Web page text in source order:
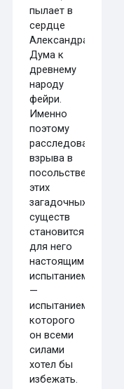
пылает в
сердце
Александра
Дума к
древнему
народу
фейри.
Именно
поэтому
расследование
взрыва в
посольстве
этих
загадочных
существ
становится
для него
настоящим
испытанием
—
испытанием,
которого
он всеми
силами
хотел бы
избежать.